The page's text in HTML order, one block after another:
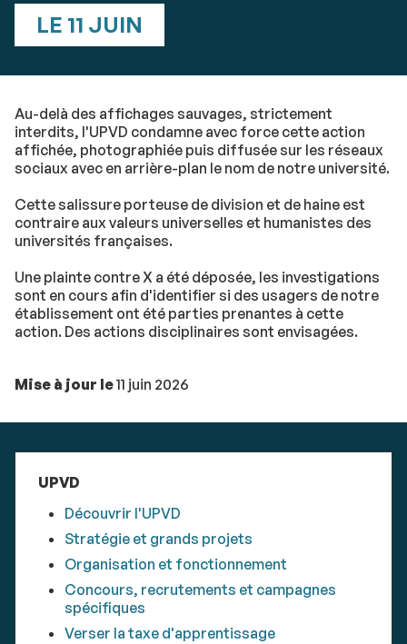
LE 11 JUIN
Au-delà des affichages sauvages, strictement
interdits, l'UPVD condamne avec force cette action
affichée, photographiée puis diffusée sur les réseaux
sociaux avec en arrière-plan le nom de notre université.
Cette salissure porteuse de division et de haine est
contraire aux valeurs universelles et humanistes des
universités françaises.
Une plainte contre X a été déposée, les investigations
sont en cours afin d'identifier si des usagers de notre
établissement ont été parties prenantes à cette
action. Des actions disciplinaires sont envisagées.
Mise à jour le11 juin 2026
UPVD
Découvrir l'UPVD
Stratégie et grands projets
Organisation et fonctionnement
Concours, recrutements et campagnes
spécifiques
Verser la taxe d'apprentissage